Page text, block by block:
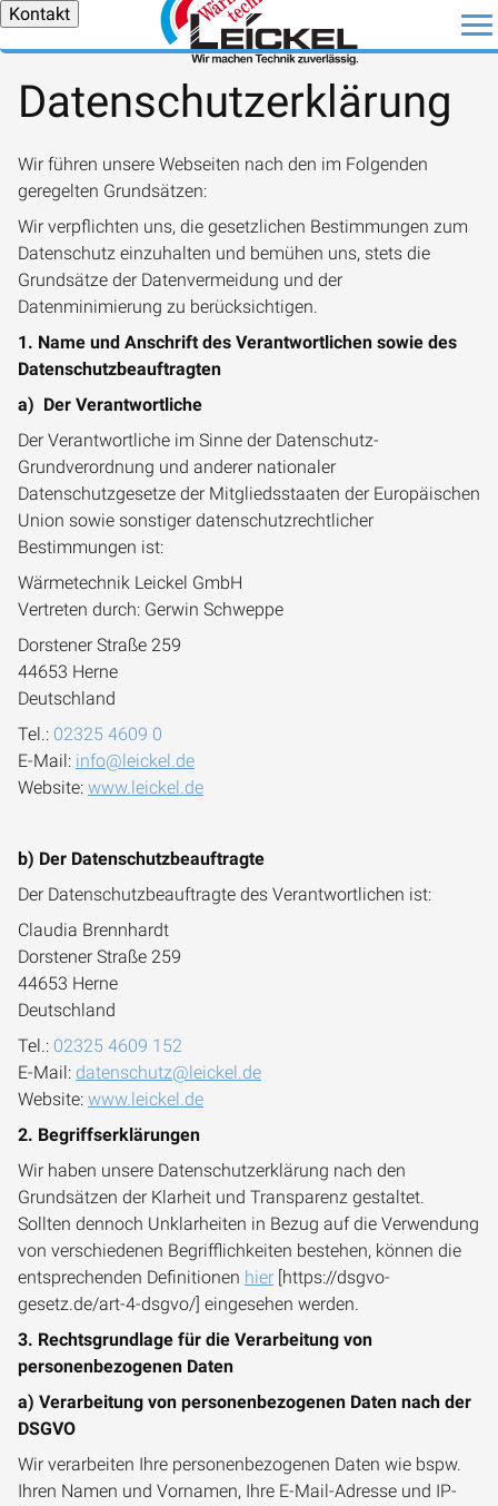
Kontakt
Datenschutzerklärung
Wir führen unsere Webseiten nach den im Folgenden
geregelten Grundsätzen:
Wir verpflichten uns, die gesetzlichen Bestimmungen zum
Datenschutz einzuhalten und bemühen uns, stets die
Grundsätze der Datenvermeidung und der
Datenminimierung zu berücksichtigen.
1. Name und Anschrift des Verantwortlichen sowie des
Datenschutzbeauftragten
a) Der Verantwortliche
Der Verantwortliche im Sinne der Datenschutz-
Grundverordnung und anderer nationaler
Datenschutzgesetze der Mitgliedsstaaten der Europäischen
Union sowie sonstiger datenschutzrechtlicher
Bestimmungen ist:
Wärmetechnik Leickel GmbH
Vertreten durch: Gerwin Schweppe
Dorstener Straße 259
44653 Herne
Deutschland
Tel.: 02325 4609 0
E-Mail: info@leickel.de
Website: www.leickel.de
b) Der Datenschutzbeauftragte
Der Datenschutzbeauftragte des Verantwortlichen ist:
Claudia Brennhardt
Dorstener Straße 259
44653 Herne
Deutschland
Tel.: 02325 4609 152
E-Mail: datenschutz@leickel.de
Website: www.leickel.de
2. Begriffserklärungen
Wir haben unsere Datenschutzerklärung nach den
Grundsätzen der Klarheit und Transparenz gestaltet.
Sollten dennoch Unklarheiten in Bezug auf die Verwendung
von verschiedenen Begrifflichkeiten bestehen, können die
entsprechenden Definitionen hier [https://dsgvo-
gesetz.de/art-4-dsgvo/] eingesehen werden.
3. Rechtsgrundlage für die Verarbeitung von
personenbezogenen Daten
a) Verarbeitung von personenbezogenen Daten nach der
DSGVO
Wir verarbeiten Ihre personenbezogenen Daten wie bspw.
Ihren Namen und Vornamen, Ihre E-Mail-Adresse und IP-